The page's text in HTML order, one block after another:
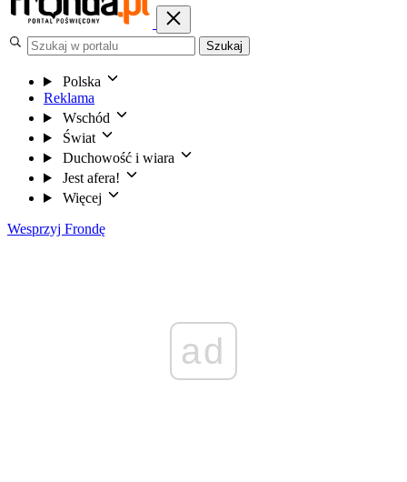
Szukaj
Polska
Reklama
Wschód
Świat
Duchowość i wiara
Jest afera!
Więcej
Wesprzyj Frondę
ad